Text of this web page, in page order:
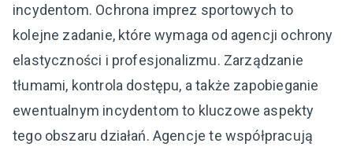
incydentom. Ochrona imprez sportowych to
kolejne zadanie, które wymaga od agencji ochrony
elastyczności i profesjonalizmu. Zarządzanie
tłumami, kontrola dostępu, a także zapobieganie
ewentualnym incydentom to kluczowe aspekty
tego obszaru działań. Agencje te współpracują